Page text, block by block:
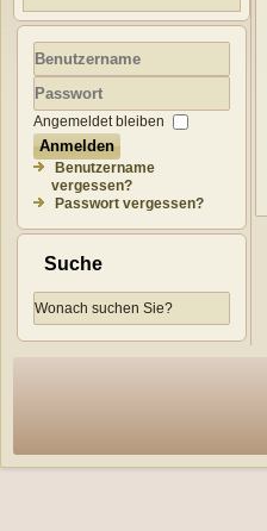
Benutzername
Passwort
Angemeldet bleiben
Anmelden
Benutzername
vergessen?
Passwort vergessen?
Suche